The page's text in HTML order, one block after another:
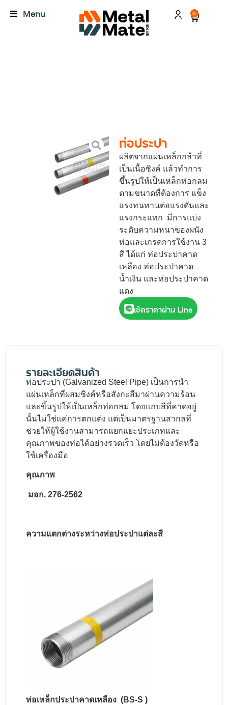
Menu 0
ท่อประปา
ผลิตจากแผ่นเหล็กกล้าที่
เป็นเนื้อซิงค์ แล้วทำการ
ขึ้นรูปให้เป็นเหล็กท่อกลม
ตามขนาดที่ต้องการ แข็ง
แรงทนทานต่อแรงดันและ
แรงกระแทก มีการแบ่ง
ระดับความหนาของผนัง
ท่อและเกรดการใช้งาน 3
สี ได้แก่ ท่อประปาคาด
เหลือง ท่อประปาคาด
น้ำเงิน และท่อประปาคาด
แดง
เช็คราคาผ่าน Line
รายละเอียดสินค้า
ท่อประปา (Galvanized Steel Pipe) เป็นการนำ
แผ่นเหล็กที่ผสมซิงค์หรือสังกะสีมาผ่านความร้อน
และขึ้นรูปให้เป็นเหล็กท่อกลม โดยแถบสีที่คาดอยู่
นั้นไม่ใช่แค่การตกแต่ง แต่เป็นมาตรฐานสากลที่
ช่วยให้ผู้ใช้งานสามารถแยกแยะประเภทและ
คุณภาพของท่อได้อย่างรวดเร็ว โดยไม่ต้องวัดหรือ
ใช้เครื่องมือ
คุณภาพ
มอก. 276-2562
ความแตกต่างระหว่างท่อประปาแต่ละสี
ท่อเหล็กประปาคาดเหลือง (BS-S )